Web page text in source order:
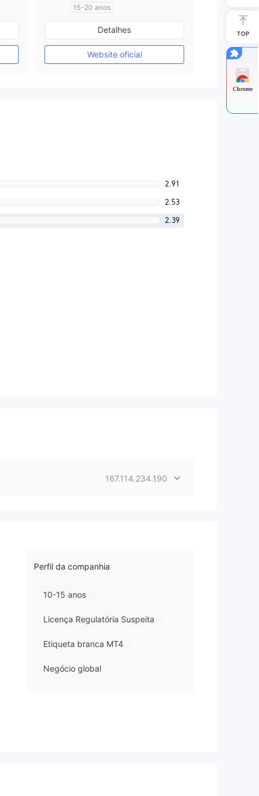
15-20 anos
Austrália Regulamento
Market Marketing (MM)
Autopesquisa
Detalhes
Website oficial
2.91
2.53
2.39
167.114.234.190
Perfil da companhia
10-15 anos
Licença Regulatória Suspeita
Etiqueta branca MT4
Negócio global
TOP
Chrome